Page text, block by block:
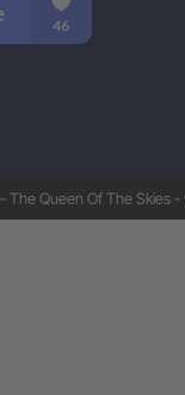
The Queen Of The Skies